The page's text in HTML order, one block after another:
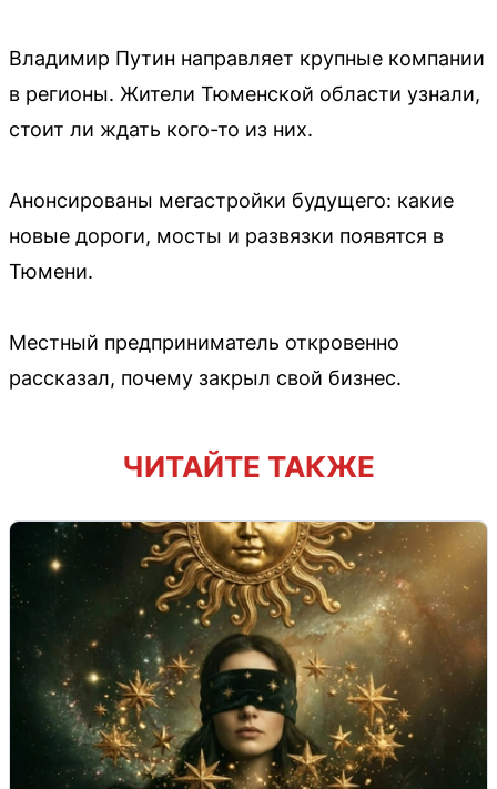
Владимир Путин направляет крупные компании
в регионы. Жители Тюменской области узнали,
стоит ли ждать кого-то из них.
Анонсированы мегастройки будущего: какие
новые дороги, мосты и развязки появятся в
Тюмени.
Местный предприниматель откровенно
рассказал, почему закрыл свой бизнес.
ЧИТАЙТЕ ТАКЖЕ